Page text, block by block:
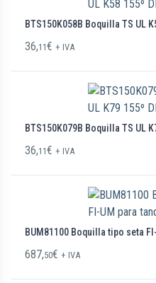
BTS150K058B Boquilla TS UL
36,11€ + IVA
BTS150K079B Boquilla TS UL
36,11€ + IVA
BUM81100 Boquilla tipo seta
687,50€ + IVA